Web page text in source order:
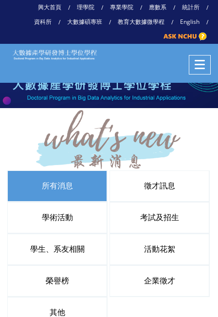
興大首頁 / 理學院 / 專業學院 / 應數系 / 統計所
/
資科所
/ 大數據碩專班 / 教育大數據微學程 / English /
所有消息 徵才訊息
學術活動 考試及招生
學生、系友相關 活動花絮
榮譽榜 企業徵才
其他